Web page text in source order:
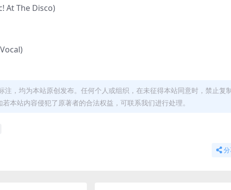
At The Disco)
注，均为本站原创发布。任何个人或组织，在未征得本站同意时，禁止复
本站内容侵犯了原著者的合法权益，可联系我们进行处理。